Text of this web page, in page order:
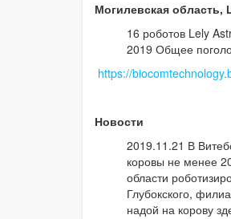
Могилевская
16 роботов Lely
2019 Общее
https://
Новости
2019.11.21 В
коровы не менее
области
Глубокского,
надой на корову